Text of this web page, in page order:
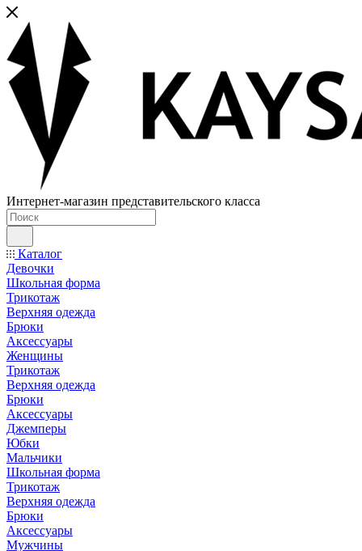
Интернет-магазин представительского класса
Каталог
Девочки
Школьная форма
Трикотаж
Верхняя одежда
Брюки
Аксессуары
Женщины
Трикотаж
Верхняя одежда
Брюки
Аксессуары
Джемперы
Юбки
Мальчики
Школьная форма
Трикотаж
Верхняя одежда
Брюки
Аксессуары
Мужчины